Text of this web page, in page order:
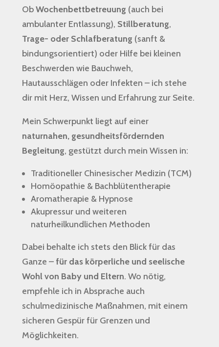
ObWochenbettbetreuung (auch bei
ambulanter Entlassung), Stillberatung,
Trage- oder Schlafberatung (sanft &
bindungsorientiert) oder Hilfe bei kleinen
Beschwerden wie Bauchweh,
Hautausschlägen oder Infekten – ich stehe
dir mit Herz, Wissen und Erfahrung zur Seite.
Mein Schwerpunkt liegt auf einer
naturnahen, gesundheitsfördernden
Begleitung, gestützt durch mein Wissen in:
Traditioneller Chinesischer Medizin (TCM)
Homöopathie & Bachblütentherapie
Aromatherapie & Hypnose
Akupressur und weiteren
naturheilkundlichen Methoden
Dabei behalte ich stets den Blick für das
Ganze – für das körperliche und seelische
Wohl von Baby und Eltern. Wo nötig,
empfehle ich in Absprache auch
schulmedizinische Maßnahmen, mit einem
sicheren Gespür für Grenzen und
Möglichkeiten.